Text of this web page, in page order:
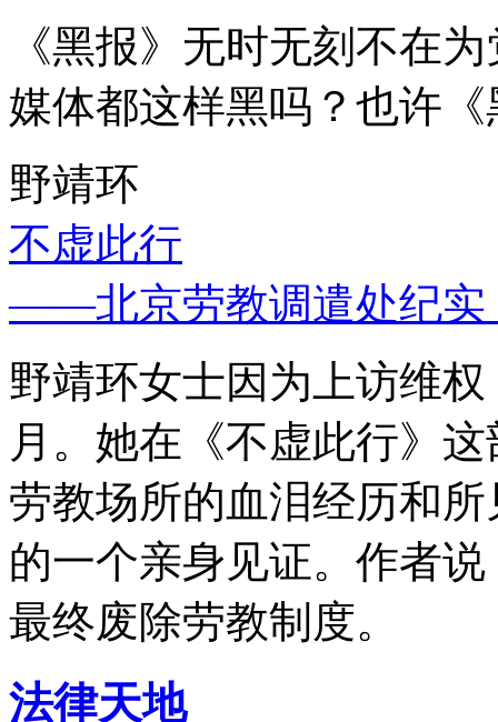
《黑报》无时无刻不在
媒体都这样黑吗？也许
野靖环
不虚此行
——北京劳教调遣处纪实
野靖环女士因为上访维
月。她在《不虚此行》
劳教场所的血泪经历和
的一个亲身见证。作者
最终废除劳教制度。
法律天地